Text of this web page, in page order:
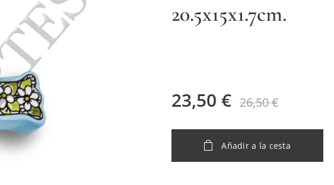
20.5x15x1.7cm.
23,50 € 26,50€
Añadir a la cesta